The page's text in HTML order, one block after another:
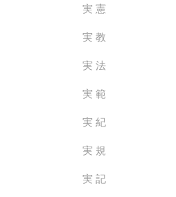
実 憲
実 教
実 法
実 範
実 紀
実 規
実 記